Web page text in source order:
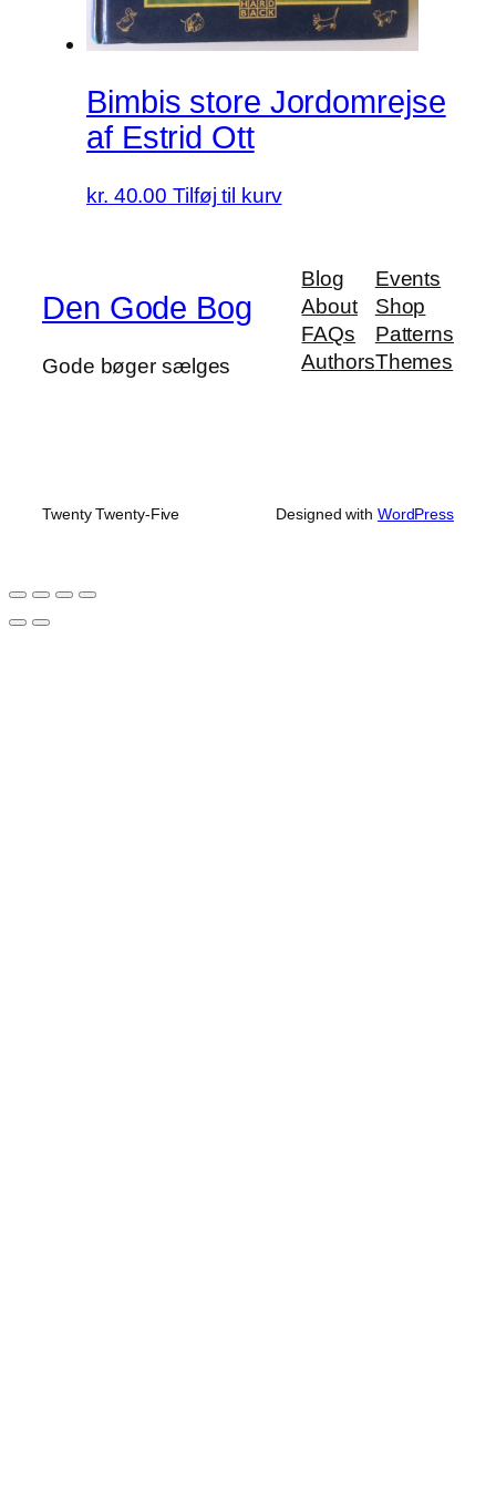
Bimbis store Jordomrejse
af Estrid Ott
kr. 40.00 Tilføj til kurv
Den Gode Bog
Gode bøger sælges
Blog
About
FAQs
Authors
Events
Shop
Patterns
Themes
Twenty Twenty-Five Designed with WordPress